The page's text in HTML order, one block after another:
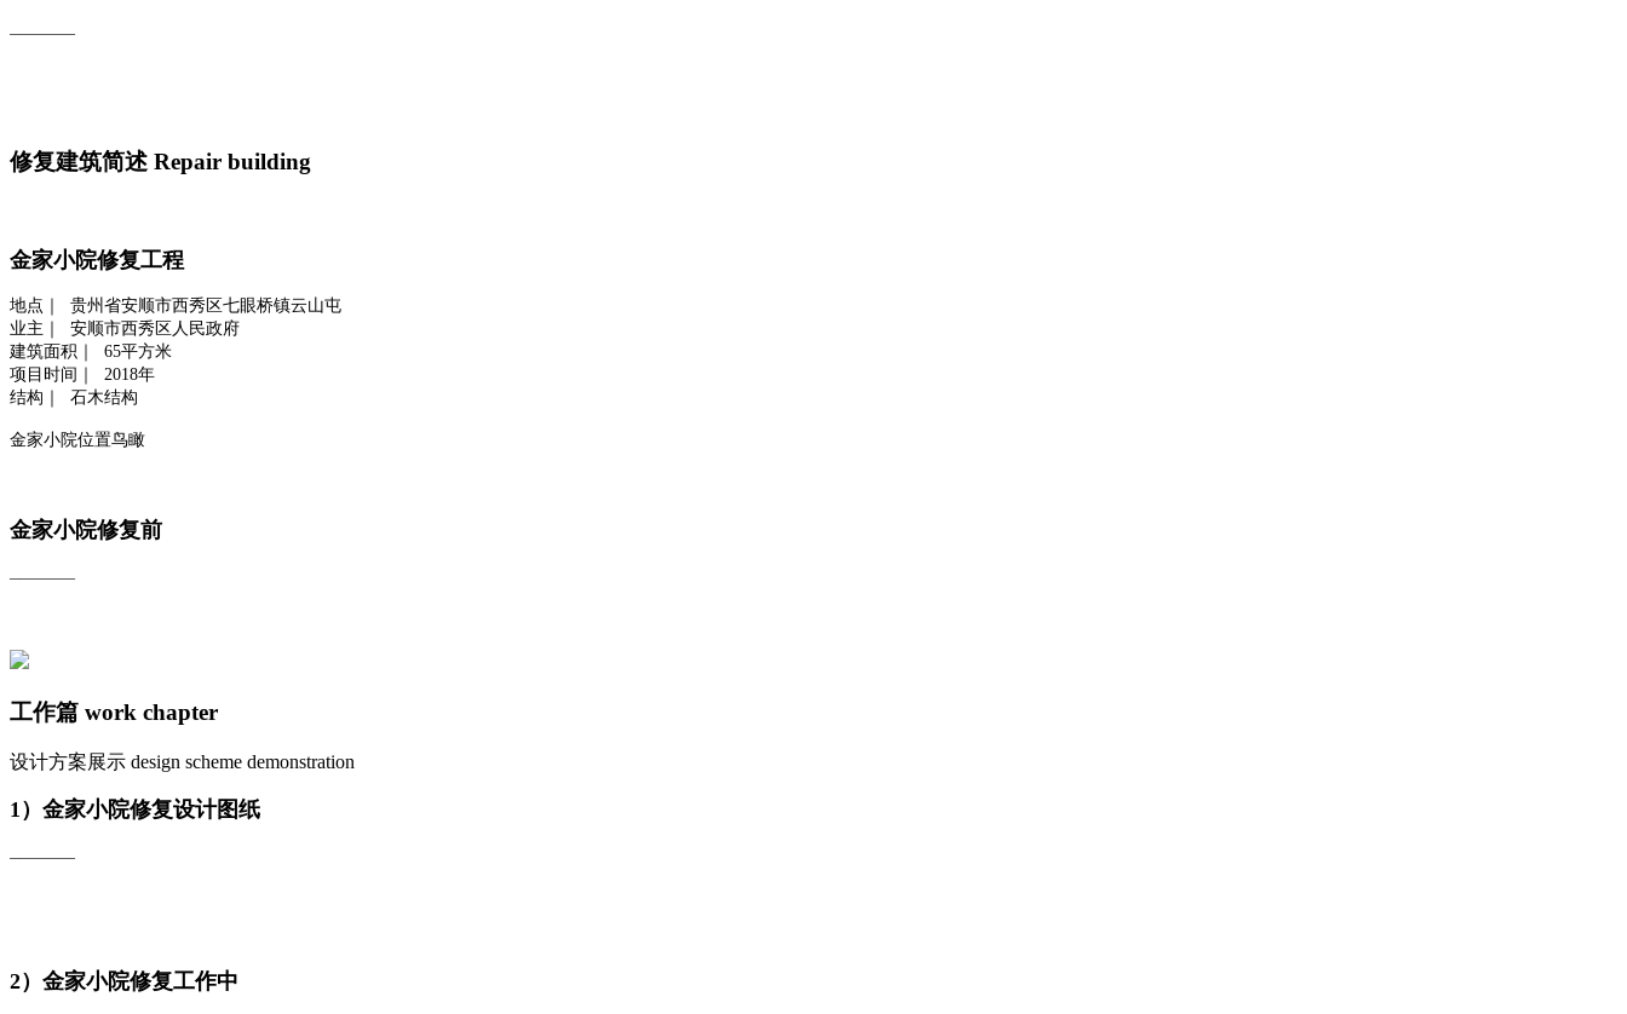
——————
修复建筑简述 Repair building
金家小院修复工程
地点｜ 贵州省安顺市西秀区七眼桥镇云山屯
业主｜ 安顺市西秀区人民政府
建筑面积｜ 65平方米
项目时间｜ 2018年
结构｜ 石木结构
金家小院位置鸟瞰
金家小院修复前
——————
工作篇 work chapter
设计方案展示 design scheme demonstration
1）金家小院修复设计图纸
——————
2）金家小院修复工作中